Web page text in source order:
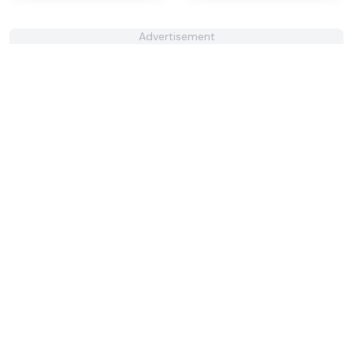
Advertisement